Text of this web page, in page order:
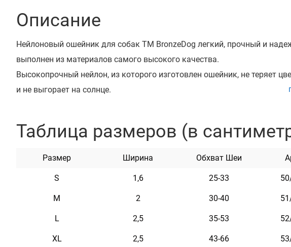
Описание
Нейлоновый ошейник для собак ТМ BronzeDog легкий, прочный и
выполнен из материалов самого высокого качества.
Высокопрочный нейлон, из которого изготовлен ошейник, не теряет
и не выгорает на солнце.
Этот ошейник мягкий на ощупь, гибкий и не боится воды. Он
Характеристики
Материал Нейлон
Таблица размеров (в
Размер Ширина Обхват Шеи
S 1,6 25-33
M 2 30-40
L 2,5 35-53
XL 2,5 43-66